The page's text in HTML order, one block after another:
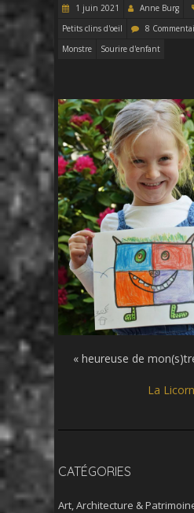
1 juin 2021 Anne Burg
Petits clins d'oeil
8
Monstre
Sourire d'enfant
« heureuse de
La
CATÉGORIES
Art, Architecture &